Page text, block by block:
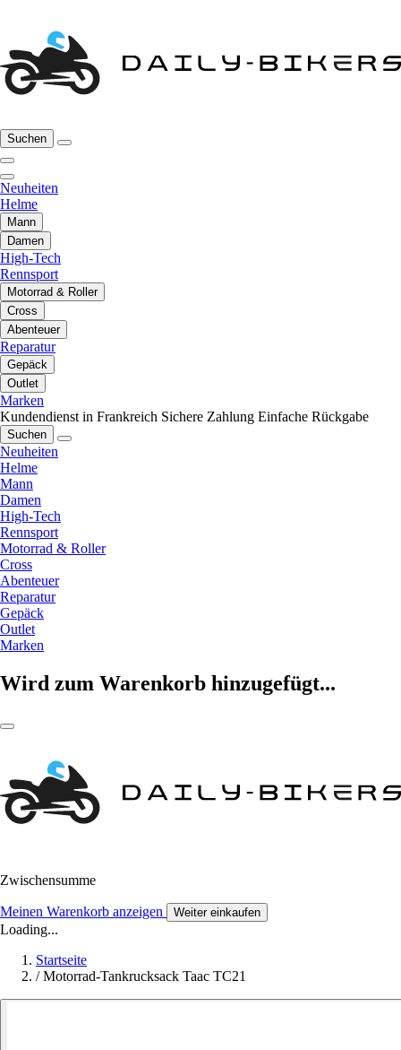
Suchen
Neuheiten
Helme
Mann
Damen
High-Tech
Rennsport
Motorrad & Roller
Cross
Abenteuer
Reparatur
Gepäck
Outlet
Marken
Kundendienst in Frankreich Sichere Zahlung Einfache Rückgabe
Suchen
Neuheiten
Helme
Mann
Damen
High-Tech
Rennsport
Motorrad & Roller
Cross
Abenteuer
Reparatur
Gepäck
Outlet
Marken
Wird zum Warenkorb hinzugefügt...
Zwischensumme
Meinen Warenkorb anzeigen Weiter einkaufen
Loading...
Startseite
/ Motorrad-Tankrucksack Taac TC21